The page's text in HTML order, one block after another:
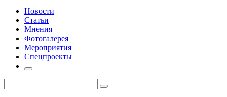
Новости
Статьи
Мнения
Фотогалерея
Мероприятия
Спецпроекты